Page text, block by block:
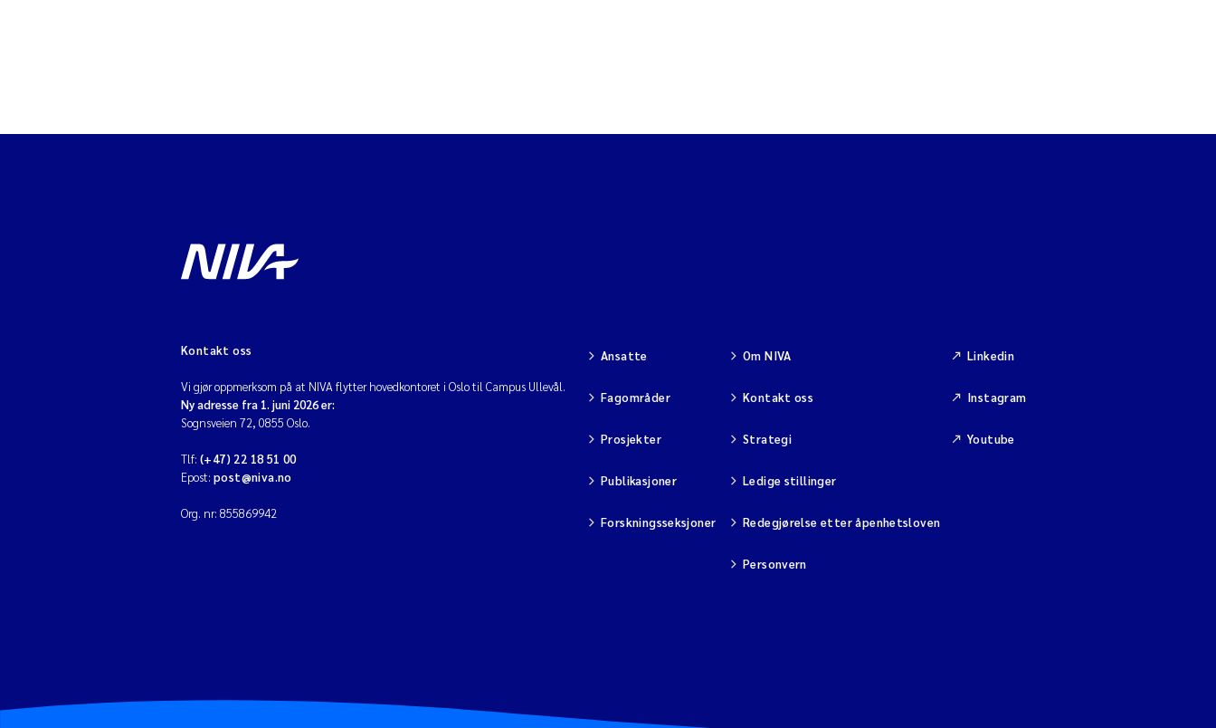
Kontakt oss
Vi gjør oppmerksom på at NIVA flytter hovedkontoret i Oslo til Campus Ullevål.
Ny adresse fra 1. juni 2026 er:
Sognsveien 72, 0855 Oslo.
Tlf: (+47) 22 18 51 00
Epost: post@niva.no
Org. nr: 855869942
Ansatte
Fagområder
Prosjekter
Publikasjoner
Forskningsseksjoner
Om NIVA
Kontakt oss
Strategi
Ledige stillinger
Redegjørelse etter åpenhetsloven
Personvern
Linkedin
Instagram
Youtube